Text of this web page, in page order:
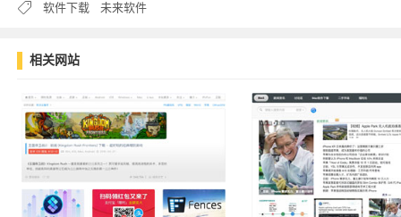
软件下载 未来软件
相关网站